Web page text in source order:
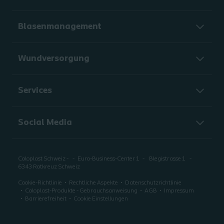
Blasenmanagement
Wundversorgung
Services
Social Media
Coloplast Schweiz - Euro-Business-Center 1
Blegistrasse 1
6343 Rotkreuz Schweiz
Cookie-Richtlinie Rechtliche Aspekte
Datenschutzrichtlinie
Coloplast-Produkte - Gebrauchsanweisung
AGB
Impressum
Barrierefreiheit
Cookie Einstellungen